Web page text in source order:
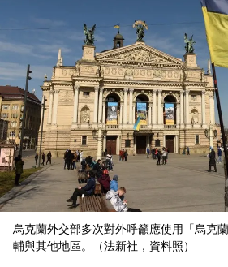
烏克蘭外交部多次對外呼籲應使用「烏克
輔與其他地區。（法新社，資料照）